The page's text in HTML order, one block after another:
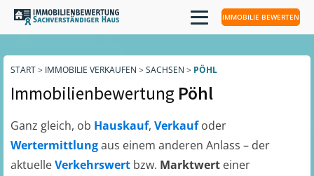
IMMOBILIE BEWERTEN
START> IMMOBILIE VERKAUFEN > SACHSEN > PÖHL
Immobilienbewertung Pöhl
Ganz gleich, ob Hauskauf, Verkaufoder
Wertermittlungaus einem anderen Anlass – der
aktuelleVerkehrswert bzw. Marktwert einer